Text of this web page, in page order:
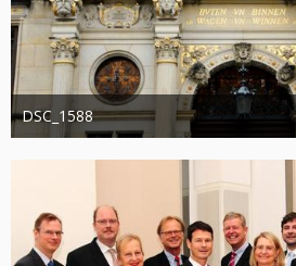
DSC_1588
Administrator
20. August 2019
1.200
0 0